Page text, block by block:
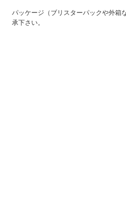
パッケージ（ブリスターパックや外箱
承下さい。